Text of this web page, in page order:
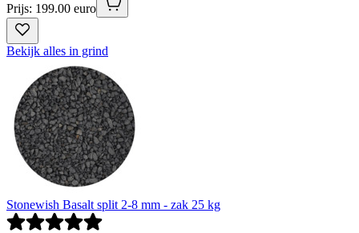
Prijs: 199.00 euro
Bekijk alles in grind
Stonewish Basalt split 2-8 mm - zak 25 kg